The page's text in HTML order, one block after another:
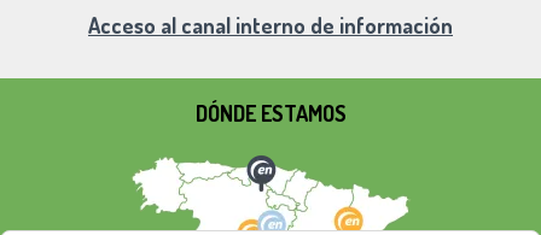
Acceso al canal interno de información
DÓNDE ESTAMOS